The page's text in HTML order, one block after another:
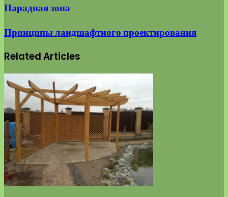
Парадная зона
Принципы ландшафтного проектирования
Related Articles